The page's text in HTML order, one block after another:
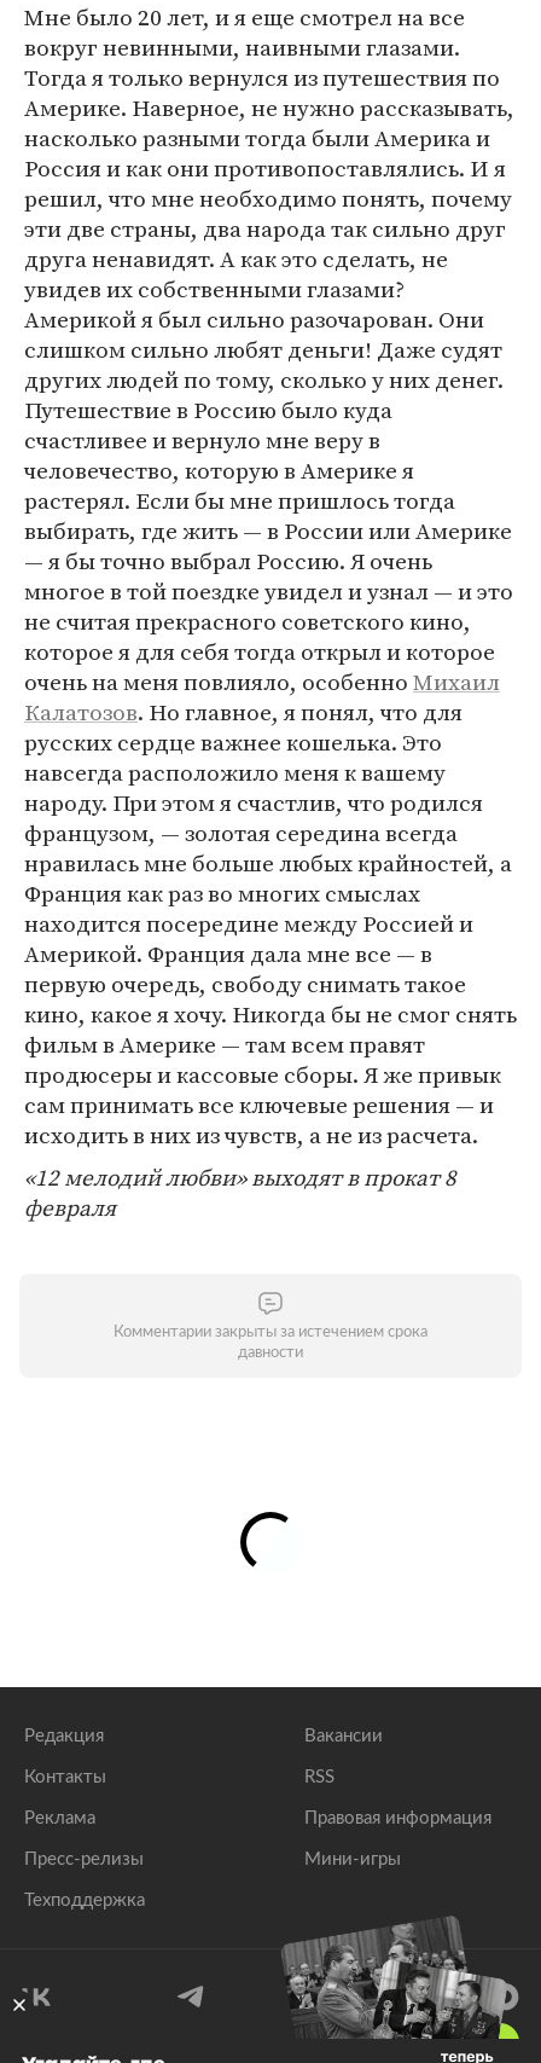
Мне было 20 лет, и я еще смотрел на все
вокруг невинными, наивными глазами.
Тогда я только вернулся из путешествия по
Америке. Наверное, не нужно рассказывать,
насколько разными тогда были Америка и
Россия и как они противопоставлялись. И я
решил, что мне необходимо понять, почему
эти две страны, два народа так сильно друг
друга ненавидят. А как это сделать, не
увидев их собственными глазами?
Америкой я был сильно разочарован. Они
слишком сильно любят деньги! Даже судят
других людей по тому, сколько у них денег.
Путешествие в Россию было куда
счастливее и вернуло мне веру в
человечество, которую в Америке я
растерял. Если бы мне пришлось тогда
выбирать, где жить — в России или Америке
— я бы точно выбрал Россию. Я очень
многое в той поездке увидел и узнал — и это
не считая прекрасного советского кино,
которое я для себя тогда открыл и которое
очень на меня повлияло, особенноМихаил
Калатозов. Но главное, я понял, что для
русских сердце важнее кошелька. Это
навсегда расположило меня к вашему
народу. При этом я счастлив, что родился
французом, — золотая середина всегда
нравилась мне больше любых крайностей, а
Франция как раз во многих смыслах
находится посередине между Россией и
Америкой. Франция дала мне все — в
первую очередь, свободу снимать такое
кино, какое я хочу. Никогда бы не смог снять
фильм в Америке — там всем правят
продюсеры и кассовые сборы. Я же привык
сам принимать все ключевые решения — и
исходить в них из чувств, а не из расчета.
«12 мелодий любви» выходят в прокат 8
февраля
Комментарии закрыты за истечением срока
давности
Редакция
Контакты
Реклама
Пресс-релизы
Техподдержка
Вакансии
RSS
Правовая информация
Мини-игры